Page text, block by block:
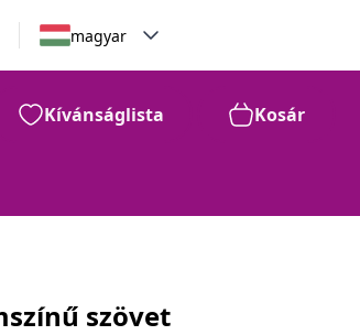
magyar
Kívánságlista Kosár
szövet